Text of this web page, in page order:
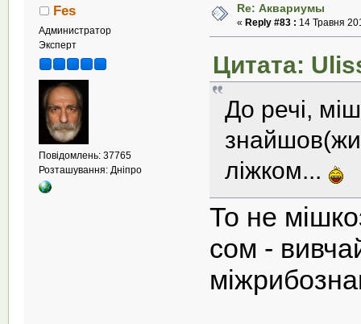
Fes
Администратор
Эксперт
Повідомлень: 37765
Розташування: Дніпро
Re: Аквариумы
« Reply #83 : 14 Травня
Цитата:
До речі,
ліжком...
То не
сом -